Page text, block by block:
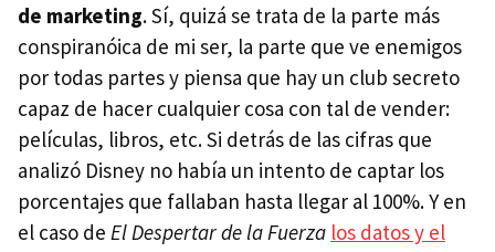
de marketing. Sí, quizá se trata de la parte más
conspiranóica de mi ser, la parte que ve enemigos
por todas partes y piensa que hay un club secreto
capaz de hacer cualquier cosa con tal de vender:
películas, libros, etc. Si detrás de las cifras que
analizó Disney no había un intento de captar los
porcentajes que fallaban hasta llegar al 100%. Y en
el caso de El Despertar de la Fuerza los datos y el